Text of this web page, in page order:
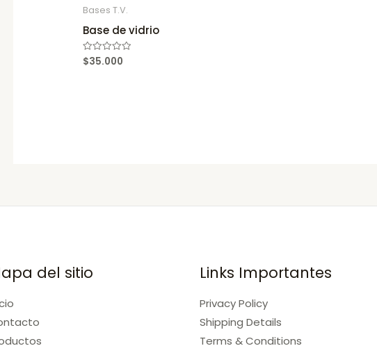
Bases T.V.
Base de vidrio
Rated
0
$35.000
del sitio Links Importantes
Privacy Policy
Shipping Details
Terms & Conditions